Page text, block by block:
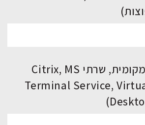
סביבת עבודה (מקומית, שרתי Citrix, MS
Terminal Service,